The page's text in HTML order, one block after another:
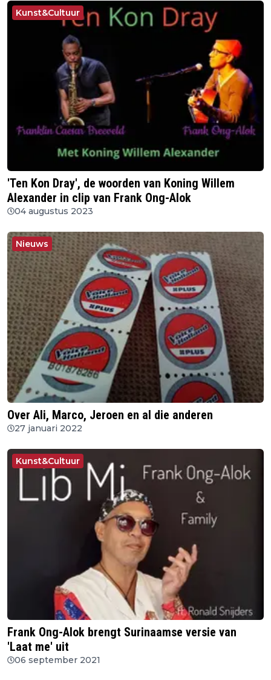
Kunst&Cultuur
'Ten Kon Dray', de woorden van Koning Willem
Alexander in clip van Frank Ong-Alok
04 augustus 2023
Nieuws
Over Ali, Marco, Jeroen en al die anderen
27 januari 2022
Kunst&Cultuur
Frank Ong-Alok brengt Surinaamse versie van
'Laat me' uit
06 september 2021